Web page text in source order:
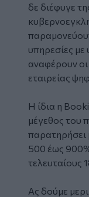
δε διέφυγε
υπηρεσίες με
αναφέρουν οι
εταιρείας
Η ίδια η
μέγεθος του
παρατηρήσει
500 έως
τελευταίους
Ας δούμε